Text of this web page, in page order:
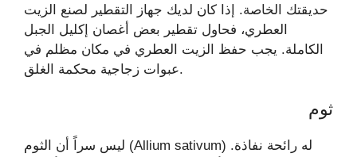
حديقتك الخاصة. إذا كان لديك جهاز التقطير لصنع الزيت
العطري، فحاول تقطير بعض أغصان إكليل الجبل
الكاملة. يجب حفظ الزيت العطري في مكان مظلم في
عبوات زجاجية محكمة الغلق.
ثوم
ليس سراً أن الثوم (Allium sativum) له رائحة نفاذة.